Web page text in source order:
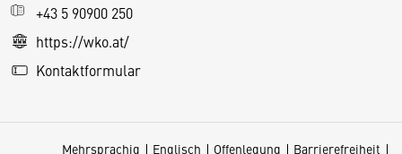
+43 5 90900 250
https://wko.at/
Kontaktformular
Mehrsprachig Englisch Offenlegung Barrierefreiheit
e
S
e